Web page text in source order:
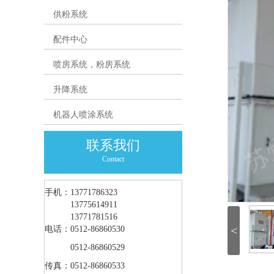
供粉系统
配件中心
喷房系统，粉房系统
升降系统
机器人喷涂系统
联系我们
Contact
手机：13771786323
13775614911
13771781516
电话：0512-86860530
0512-86860529
传真：0512-86860533
<